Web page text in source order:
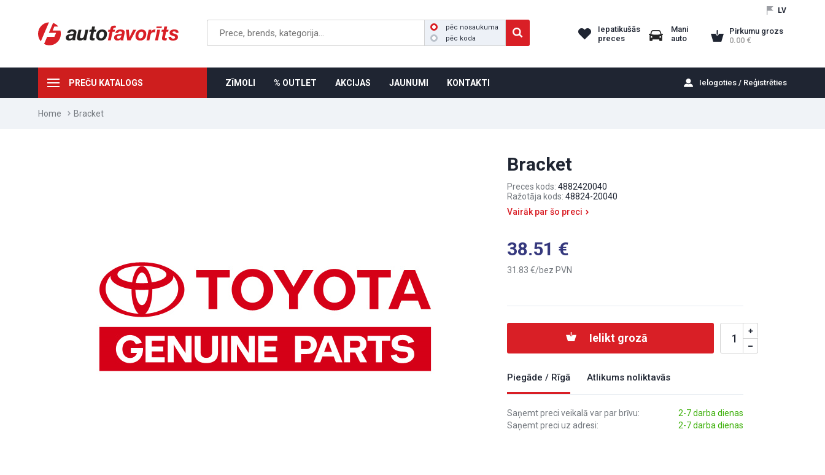
LV
Iepatikušās
preces
Mani
auto
Pirkumu grozs
0.00
pēc nosaukuma
pēc koda
Ielogoties / Reģistrēties
PREČU KATALOGS ZĪMOLI % OUTLET AKCIJAS JAUNUMI KONTAKTI
Home Bracket
Bracket
Preces kods: 4882420040
Ražotāja kods: 48824-20040
Vairāk par šo preci
38.51
31.83 bez PVN
Ielikt grozā
Piegāde / Rīgā Atlikums noliktavās
Saņemt preci veikalā var par brīvu:
2-7 darba dienas
Saņemt preci uz adresi:
2-7 darba dienas